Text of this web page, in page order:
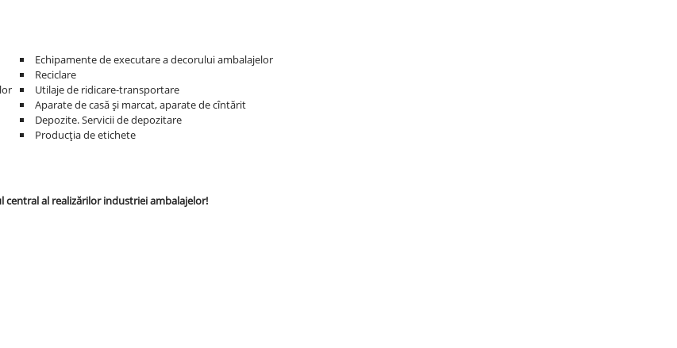
Echipamente de executare a decorului ambalajelor
Reciclare
Utilaje de ridicare-transportare
Aparate de casă şi marcat, aparate de cîntărit
Depozite. Servicii de depozitare
Producţia de etichete
central al realizărilor industriei ambalajelor!